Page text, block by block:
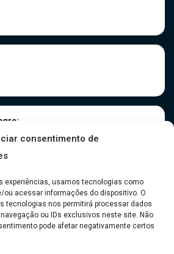
consentimento de
experiências, usamos tecnologias como
ou acessar informações do dispositivo. O
tecnologias nos permitirá processar dados
ou IDs exclusivos neste site. Não
pode afetar negativamente certos